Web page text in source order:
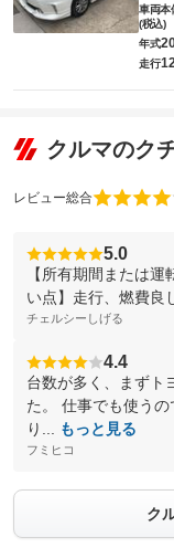
車両本
(税込)
年式
走行
クルマのク
レビュー総合
5.0
【所有期間または
い点】走行、燃費良
チェルシーしげる
4.4
台数が多く、まずト
た。 仕事でも使う
り...
もっと見る
フミヒコ
ク